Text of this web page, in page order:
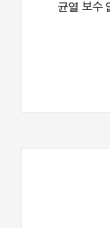
균열 보수